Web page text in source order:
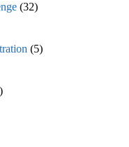
(32)
(5)